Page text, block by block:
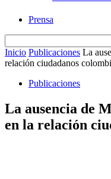
Prensa
Inicio Publicaciones La
relación ciudadanos
Publicaciones
La ausencia de
en la relación